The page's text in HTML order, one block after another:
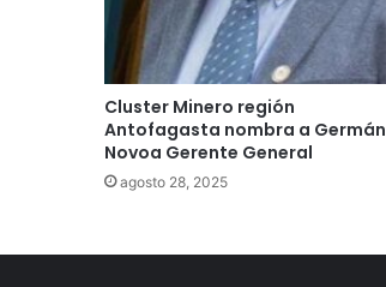
Cluster Minero región
Antofagasta nombra a Germán
Novoa Gerente General
agosto 28, 2025